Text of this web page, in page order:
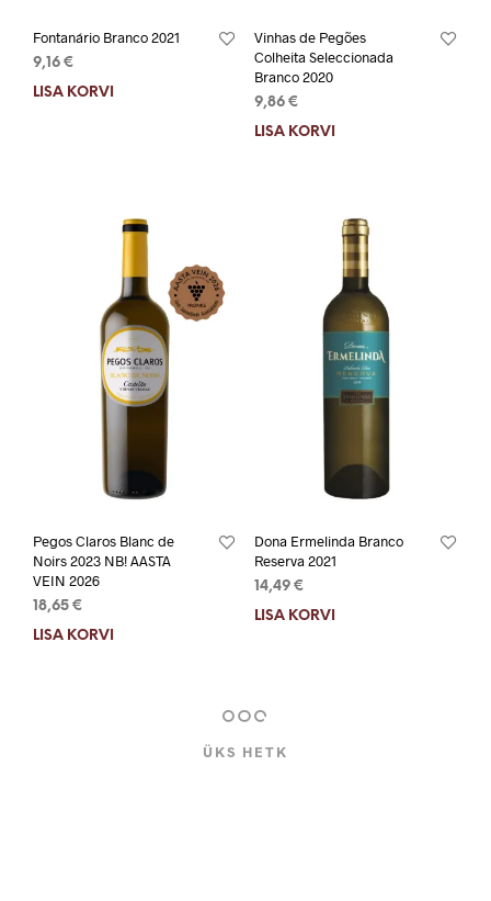
Fontanário Branco 2021
9,16 €
LISA KORVI
Vinhas de Pegões
Colheita Seleccionada
Branco 2020
9,86 €
LISA KORVI
Pegos Claros Blanc de
Noirs 2023 NB! AASTA
VEIN 2026
18,65 €
LISA KORVI
Dona Ermelinda Branco
Reserva 2021
14,49 €
LISA KORVI